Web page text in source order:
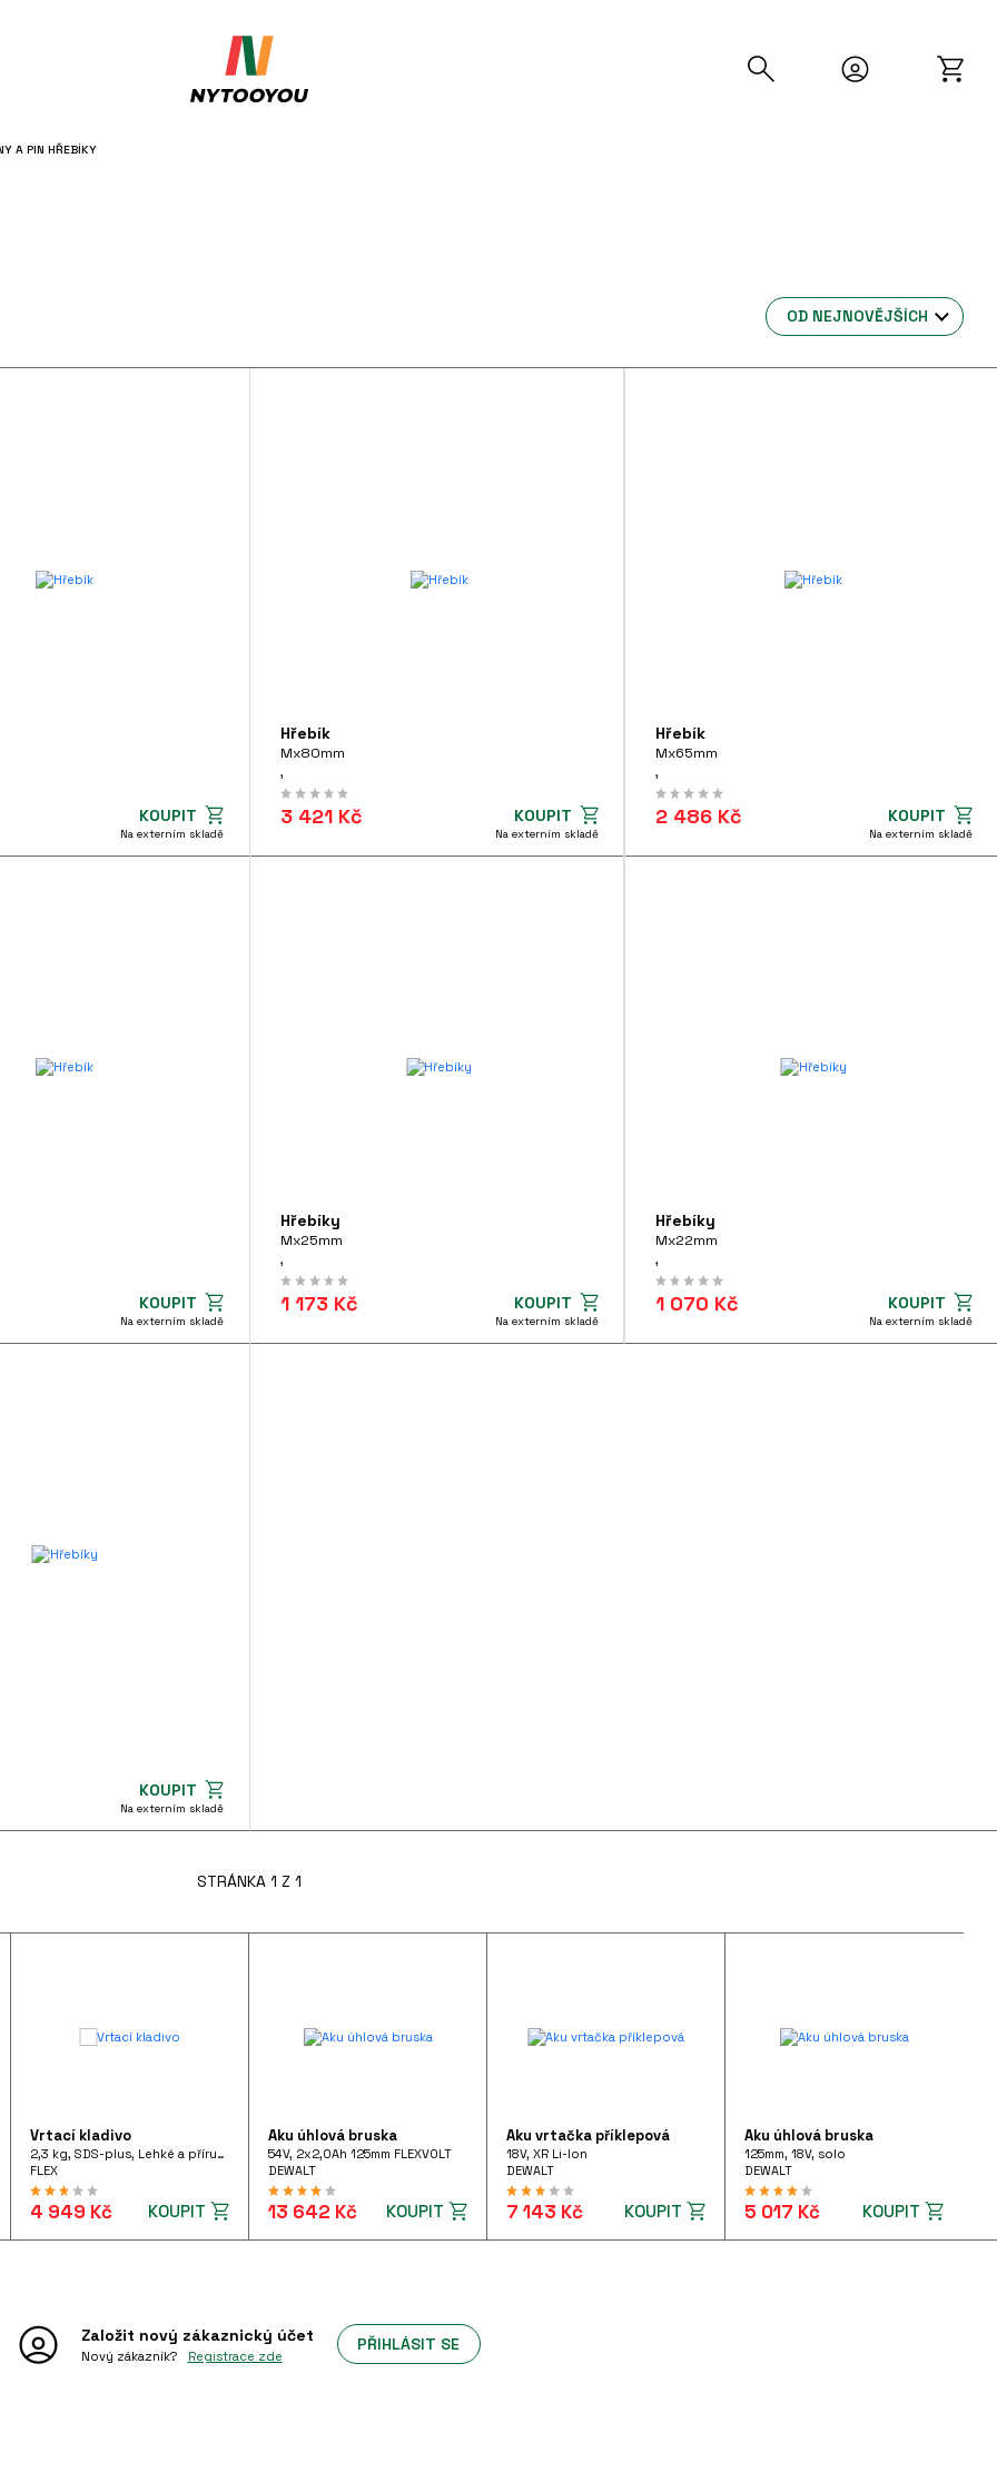
A PIN HŘEBÍKY
OD NEJNOVĚJŠÍCH
KOUPIT
Na externím skladě
Hřebík
Mx80mm
,
3 421 Kč KOUPIT
Na externím skladě
Hřebík
Mx65mm
,
2 486 Kč KOUPIT
Na externím skladě
KOUPIT
Na externím skladě
Hřebíky
Mx25mm
,
1 173 Kč KOUPIT
Na externím skladě
Hřebíky
Mx22mm
,
1 070 Kč KOUPIT
Na externím skladě
KOUPIT
Na externím skladě
STRÁNKA 1 Z 1
Vrtací kladivo
2,3 kg, SDS-plus, Lehké a příruční vrtací kladivo 710 W pistolového tvaru, FHE 2-22 SDS-plus 230/CEE
FLEX
4 949 Kč KOUPIT
Aku úhlová bruska
54V, 2x2,0Ah 125mm FLEXVOLT
DEWALT
13 642 Kč KOUPIT
Aku vrtačka příklepová
18V, XR Li-Ion
DEWALT
7 143 Kč KOUPIT
Aku úhlová bruska
125mm, 18V, solo
DEWALT
5 017 Kč KOUPIT
Založit nový zákaznický účet
Nový zákazník? Registrace zde
PŘIHLÁSIT SE